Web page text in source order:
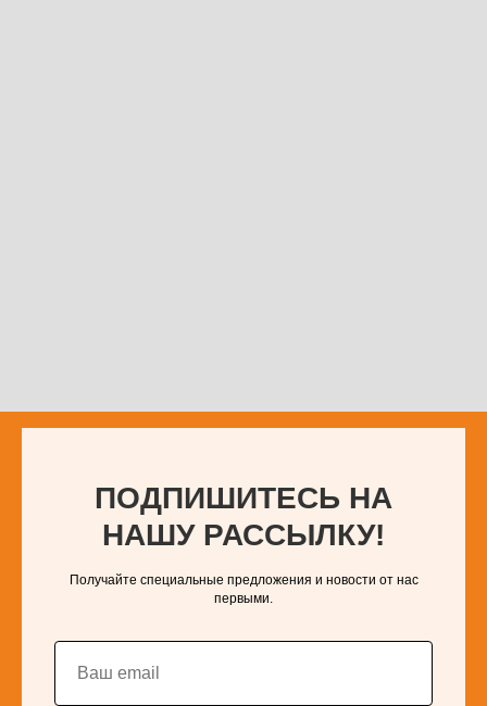
ПОДПИШИТЕСЬ НА
НАШУ РАССЫЛКУ!
Получайте специальные предложения и новости от нас
первыми.